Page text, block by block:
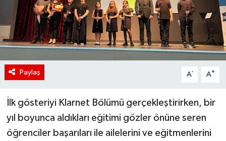
Paylaş A- A+
İlk gösteriyi Klarnet Bölümü gerçekleştirirken, bir
yıl boyunca aldıkları eğitimi gözler önüne seren
öğrenciler başarıları ile ailelerini ve eğitmenlerini